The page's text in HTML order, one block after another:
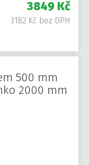
3849 Kč
3182 Kč bez DPH
500 mm
2000 mm